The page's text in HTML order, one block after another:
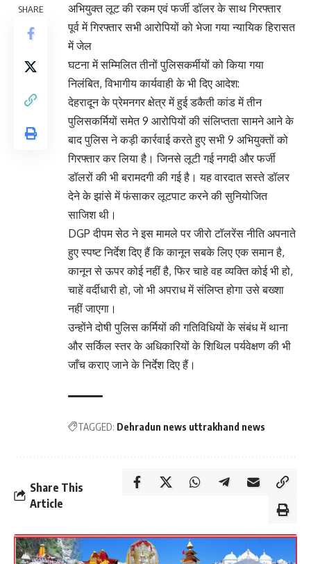
SHARE
अभियुक्त लूट की रकम एवं फर्जी डॉलर के साथ गिरफ्तार
पूर्व में गिरफ्तार सभी आरोपियों को भेजा गया न्यायिक हिरासत
में जेल
घटना में सम्मिलित तीनों पुलिसकर्मीयों को किया गया
निलंबित, विभागीय कार्यवाही के भी दिए आदेश:
देहरादून के प्रेमनगर क्षेत्र में हुई डकैती कांड में तीन
पुलिसकर्मियों समेत 9 आरोपियों की संलिप्तता सामने आने के
बाद पुलिस ने कड़ी कार्रवाई करते हुए सभी 9 अभियुक्तों को
गिरफ्तार कर लिया है। जिनसे लूटी गई नगदी और फर्जी
डॉलरों की भी बरामदगी की गई है। यह वारदात सस्ते डॉलर
देने के झांसे में फंसाकर लूटपाट करने की सुनियोजित
साजिश थी।
DGP दीपम सेठ ने इस मामले पर जीरो टॉलरेंस नीति अपनाते
हुए स्पष्ट निर्देश दिए हैं कि कानून सबके लिए एक समान है,
कानून से ऊपर कोई नहीं है, फिर चाहे वह व्यक्ति कोई भी हो,
चाहें वर्दीधारी हो, जो भी अपराध में संलिप्त होगा उसे बख्शा
नहीं जाएगा।
उन्होंने दोषी पुलिस कर्मियों की गतिविधियों के संबंध में थाना
और सर्किल स्तर के अधिकारियों के शिथिल पर्यवेक्षण की भी
जाँच कराए जाने के निर्देश दिए हैं।
TAGGED: Dehradun news uttrakhand news
Share This
Article